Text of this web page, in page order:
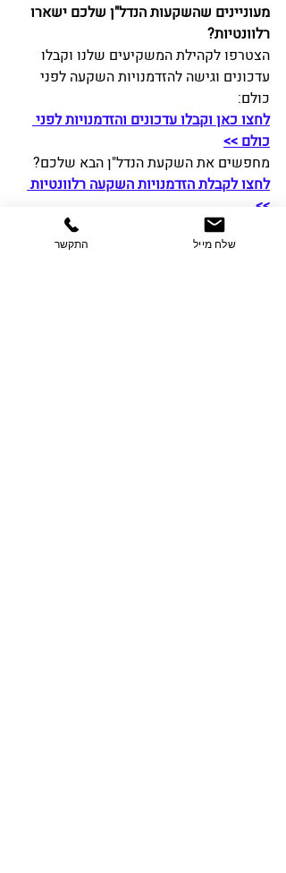
מעוניינים שהשקעות הנדל"ן שלכם ישארו
רלוונטיות?
הצטרפו לקהילת המשקיעים שלנו וקבלו
עדכונים וגישה להזדמנויות השקעה לפני
כולם:
לחצו כאן וקבלו עדכונים והזדמנויות לפני
כולם >>
מחפשים את השקעת הנדל"ן הבא שלכם?
לחצו לקבלת הזדמנויות השקעה רלוונטיות
>>
אסף לבנתהשקעות נדל"ן בחו"ל
ניהול סיכונים בנדל"ן
התקשר שלח מייל